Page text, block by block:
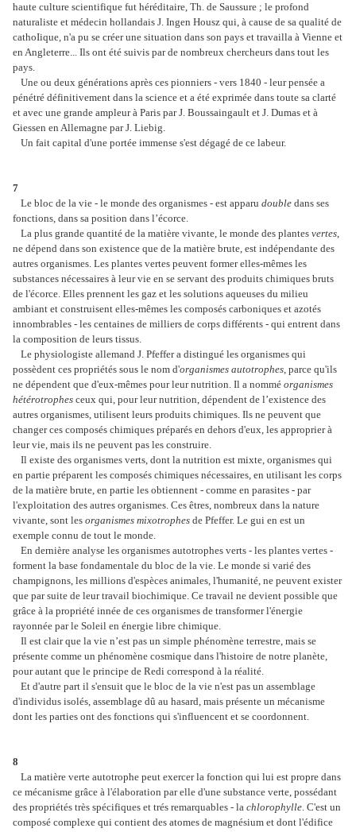
haute culture scientifique fut héréditaire, Th. de Saussure ; le profond
naturaliste et médecin hollandais J. Ingen Housz qui, à cause de sa qualité de
cathoIique, n'a pu se créer une situation dans son pays et travailla à Vienne et
en Angleterre... Ils ont été suivis par de nombreux chercheurs dans tout les
pays.
Une ou deux générations après ces pionniers - vers 1840 - leur pensée a
pénétré définitivement dans la science et a été exprimée dans toute sa clarté
et avec une grande ampleur à Paris par J. Boussaingault et J. Dumas et à
Giessen en Allemagne par J. Liebig.
Un fait capital d'une portée immense s'est dégagé de ce labeur.
7
Le bloc de la vie - le monde des organismes - est apparu double dans ses
fonctions, dans sa position dans l’écorce.
La plus grande quantité de la matière vivante, le monde des plantes vertes,
ne dépend dans son existence que de la matière brute, est indépendante des
autres organismes. Les plantes vertes peuvent former elles-mêmes les
substances nécessaires à leur vie en se servant des produits chimiques bruts
de l'écorce. Elles prennent les gaz et les solutions aqueuses du milieu
ambiant et construisent elles-mêmes les composés carboniques et azotés
innombrables - les centaines de milliers de corps différents - qui entrent dans
la composition de leurs tissus.
Le physiologiste allemand J. Pfeffer a distingué les organismes qui
possèdent ces propriétés sous le nom d'organismes autotrophes, parce qu'ils
ne dépendent que d'eux-mêmes pour leur nutrition. Il a nommé organismes
hétérotrophes ceux qui, pour leur nutrition, dépendent de l’existence des
autres organismes, utilisent leurs produits chimiques. Ils ne peuvent que
changer ces composés chimiques préparés en dehors d'eux, les approprier à
leur vie, mais ils ne peuvent pas les construire.
Il existe des organismes verts, dont la nutrition est mixte, organismes qui
en partie préparent les composés chimiques nécessaires, en utilisant les corps
de la matière brute, en partie les obtiennent - comme en parasites - par
l'exploitation des autres organismes. Ces êtres, nombreux dans la nature
vivante, sont les organismes mixotrophes de Pfeffer. Le gui en est un
exemple connu de tout le monde.
En dernière analyse les organismes autotrophes verts - les plantes vertes -
forment la base fondamentale du bloc de la vie. Le monde si varié des
champignons, les millions d'espèces animales, l'humanité, ne peuvent exister
que par suite de leur travail biochimique. Ce travail ne devient possible que
grâce à la propriété innée de ces organismes de transformer l'énergie
rayonnée par le Soleil en énergie libre chimique.
Il est clair que la vie n’est pas un simple phénomène terrestre, mais se
présente comme un phénomène cosmique dans l'histoire de notre planète,
pour autant que le principe de Redi correspond à la réalité.
Et d'autre part il s'ensuit que le bloc de la vie n'est pas un assemblage
d'individus isolés, assemblage dû au hasard, mais présente un mécanisme
dont les parties ont des fonctions qui s'influencent et se coordonnent.
8
La matière verte autotrophe peut exercer la fonction qui lui est propre dans
ce mécanisme grâce à l'élaboration par elle d'une substance verte, possédant
des propriétés très spécifiques et trés remarquables - la chlorophylle. C'est un
composé complexe qui contient des atomes de magnésium et dont l'édifice